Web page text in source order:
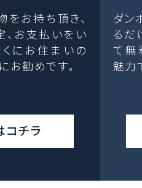
お持ち頂き、
お支払いをい
にお住まいの
お勧めです。
コチラ
ダン
るだ
て無
魅力